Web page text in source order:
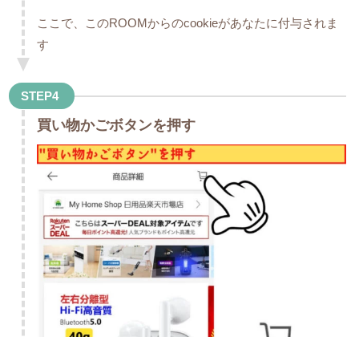
ここで、このROOMからのcookieがあなたに付与されま
す
STEP4
買い物かごボタンを押す